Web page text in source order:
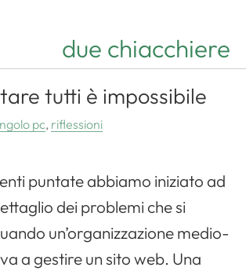
due chiacchiere
tutti è impossibile
pc, riflessioni
puntate abbiamo iniziato ad
dei problemi che si
un’organizzazione medio-
a gestire un sito web. Una